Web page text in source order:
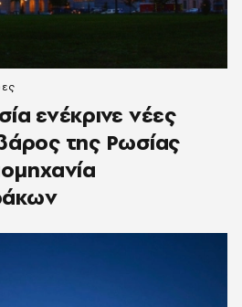
ενέκρινε νέες
της Ρωσίας